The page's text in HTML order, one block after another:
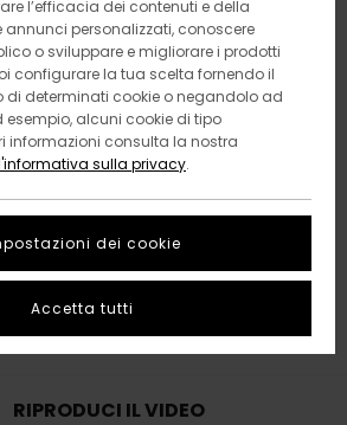
RIPRODUCI IL VIDEO
l’efficacia dei contenuti e della
annunci personalizzati, conoscere
o sviluppare e migliorare i prodotti
configurare la tua scelta fornendo il
di determinati cookie o negandolo ad
esempio, alcuni cookie di tipo
informazioni consulta la nostra
sulla privacy.
dei cookie
Accetta tutti